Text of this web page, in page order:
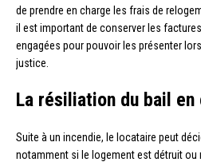
de prendre en charge les frais de
il est important de conserver les
engagées pour pouvoir les présenter
justice.
La résiliation du bail en
Suite à un incendie, le locataire peut
notamment si le logement est détruit ou